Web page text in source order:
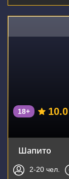
18+ 10.0
Шапито
2-20 чел.